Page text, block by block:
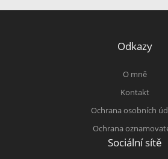
Odkazy
O mně
Kontakt
Ochrana osobních
Ochrana
Sociální sítě